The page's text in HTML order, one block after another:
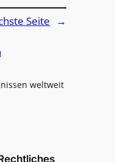
Seite →
weltweit